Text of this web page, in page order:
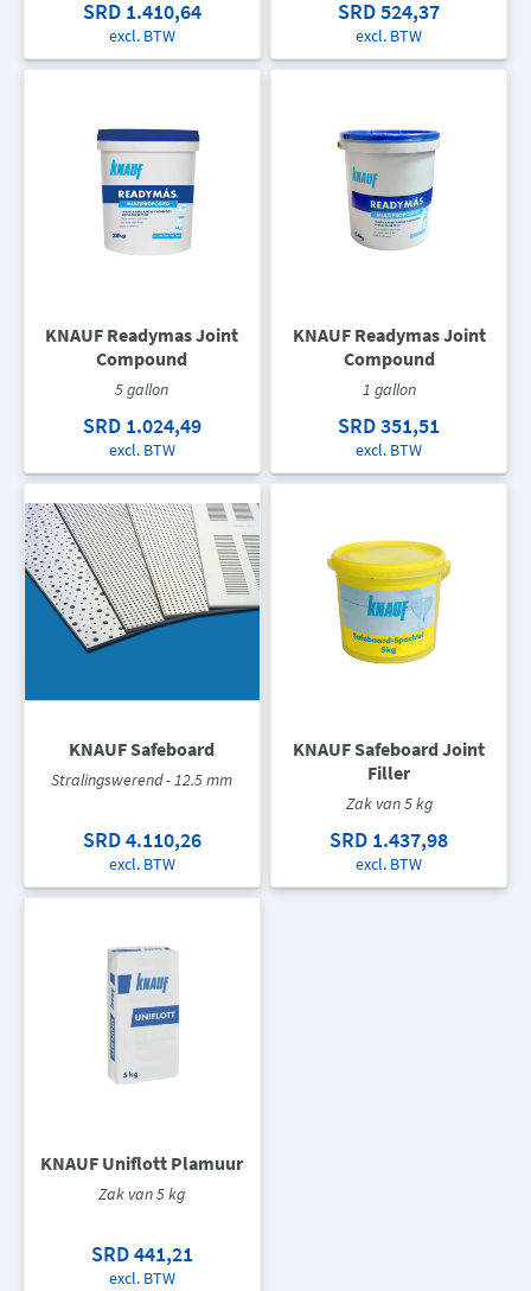
SRD 1.410,64
excl. BTW
SRD 524,37
excl. BTW
KNAUF Readymas Joint
Compound
5 gallon
SRD 1.024,49
excl. BTW
KNAUF Readymas Joint
Compound
1 gallon
SRD 351,51
excl. BTW
KNAUF Safeboard
Stralingswerend - 12.5 mm
SRD 4.110,26
excl. BTW
KNAUF Safeboard Joint
Filler
Zak van 5 kg
SRD 1.437,98
excl. BTW
KNAUF Uniflott Plamuur
Zak van 5 kg
SRD 441,21
excl. BTW